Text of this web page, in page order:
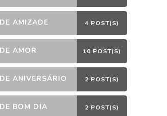
AMIZADE 4 POST(S)
AMOR 10 POST(S)
ANIVERSÁRIO 2 POST(S)
BOM DIA 2 POST(S)